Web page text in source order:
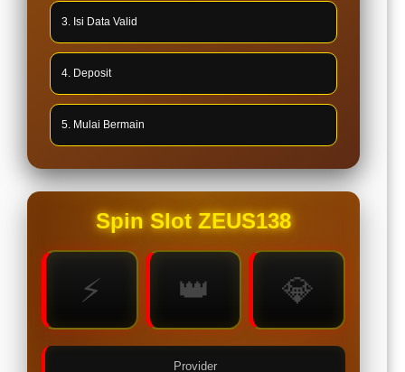
3. Isi Data Valid
4. Deposit
5. Mulai Bermain
Spin Slot ZEUS138
⚡ 👑 💎
Provider